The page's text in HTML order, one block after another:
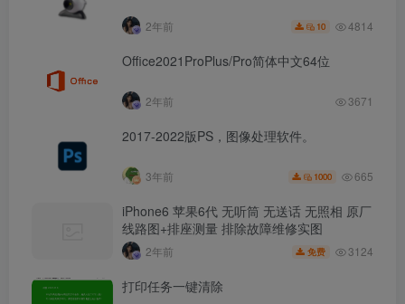
2年前 10 4814
Office2021ProPlus/Pro简体中文64位
2年前 3671
2017-2022版PS，图像处理软件。
3年前 1000 665
iPhone6 苹果6代 无听筒 无送话 无照相 原厂
线路图+排座测量 排除故障维修实图
2年前 免费 3124
打印任务一键清除